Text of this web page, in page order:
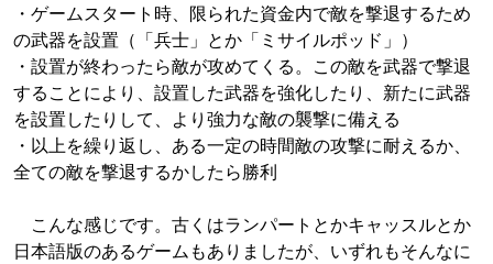
・ゲームスタート時、限られた資金内で敵を撃退するため
の武器を設置（「兵士」とか「ミサイルポッド」）
・設置が終わったら敵が攻めてくる。この敵を武器で撃退
することにより、設置した武器を強化したり、新たに武器
を設置したりして、より強力な敵の襲撃に備える
・以上を繰り返し、ある一定の時間敵の攻撃に耐えるか、
全ての敵を撃退するかしたら勝利
こんな感じです。古くはランパートとかキャッスルとか
日本語版のあるゲームもありましたが、いずれもそんなに